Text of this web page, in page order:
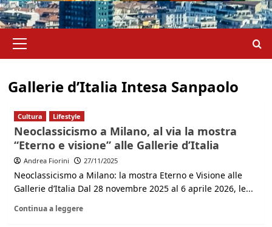
principale
Gallerie d’Italia Intesa Sanpaolo
Cultura Lifestyle
Neoclassicismo a Milano, al via la mostra
“Eterno e visione” alle Gallerie d’Italia
Andrea Fiorini 27/11/2025
Neoclassicismo a Milano: la mostra Eterno e Visione alle
Gallerie d’Italia Dal 28 novembre 2025 al 6 aprile 2026, le...
Continua a leggere